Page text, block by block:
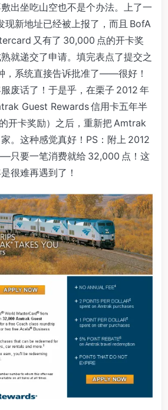
出坐吃山空也不是个办法。上了一
新地址已经被上报了，而且 BofA
又有了 30,000 点的开卡奖
就递交了申请。填完表点了提交之
，系统直接告诉批准了——很好！
废话了！于是乎，在栗子 2012 年
Guest Rewards 信用卡五年半
开卡奖励）之后，重新把 Amtrak
。这种感觉真好！PS：附上 2012
只要一笔消费就给 32,000 点！这
很难再遇到了！